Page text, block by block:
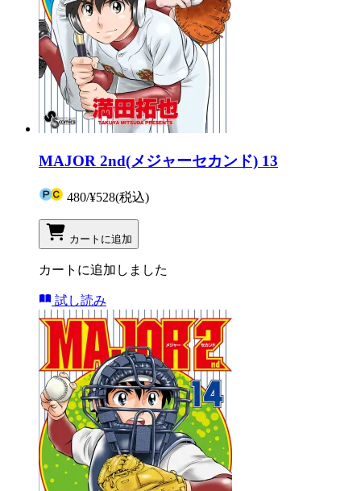
MAJOR 2nd(メジャーセカンド) 13
480/¥528(税込)
カートに追加
カートに追加しました
試し読み